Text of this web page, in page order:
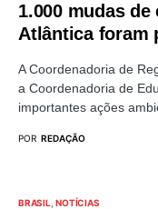
1.000 mudas
Atlântica foram
A Coordenadoria de
a Coordenadoria de
importantes ações
POR REDAÇÃO
BRASIL NOTÍCIAS